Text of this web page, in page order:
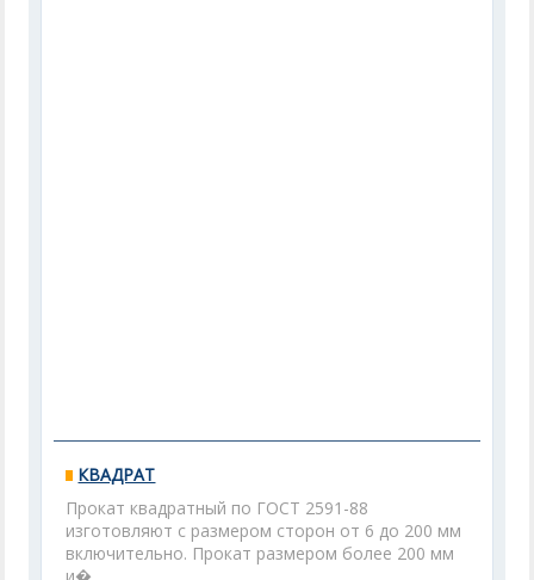
КВАДРАТ
Прокат квадратный по ГОСТ 2591-88
изготовляют с размером сторон от 6 до 200 мм
включительно. Прокат размером более 200 мм